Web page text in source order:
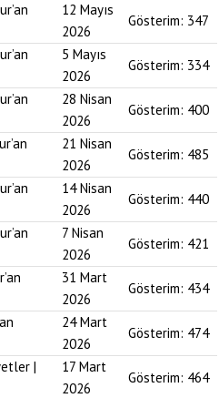
12 Mayıs
2026
Gösterim: 347
5 Mayıs
2026
Gösterim: 334
28 Nisan
2026
Gösterim: 400
21 Nisan
2026
Gösterim: 485
14 Nisan
2026
Gösterim: 440
7 Nisan
2026
Gösterim: 421
31 Mart
2026
Gösterim: 434
24 Mart
2026
Gösterim: 474
|
17 Mart
2026
Gösterim: 464